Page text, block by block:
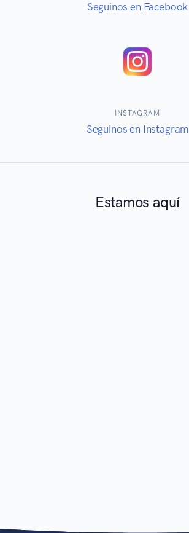
Seguinos en Facebook
INSTAGRAM
Seguinos en Instagram
Estamos aquí